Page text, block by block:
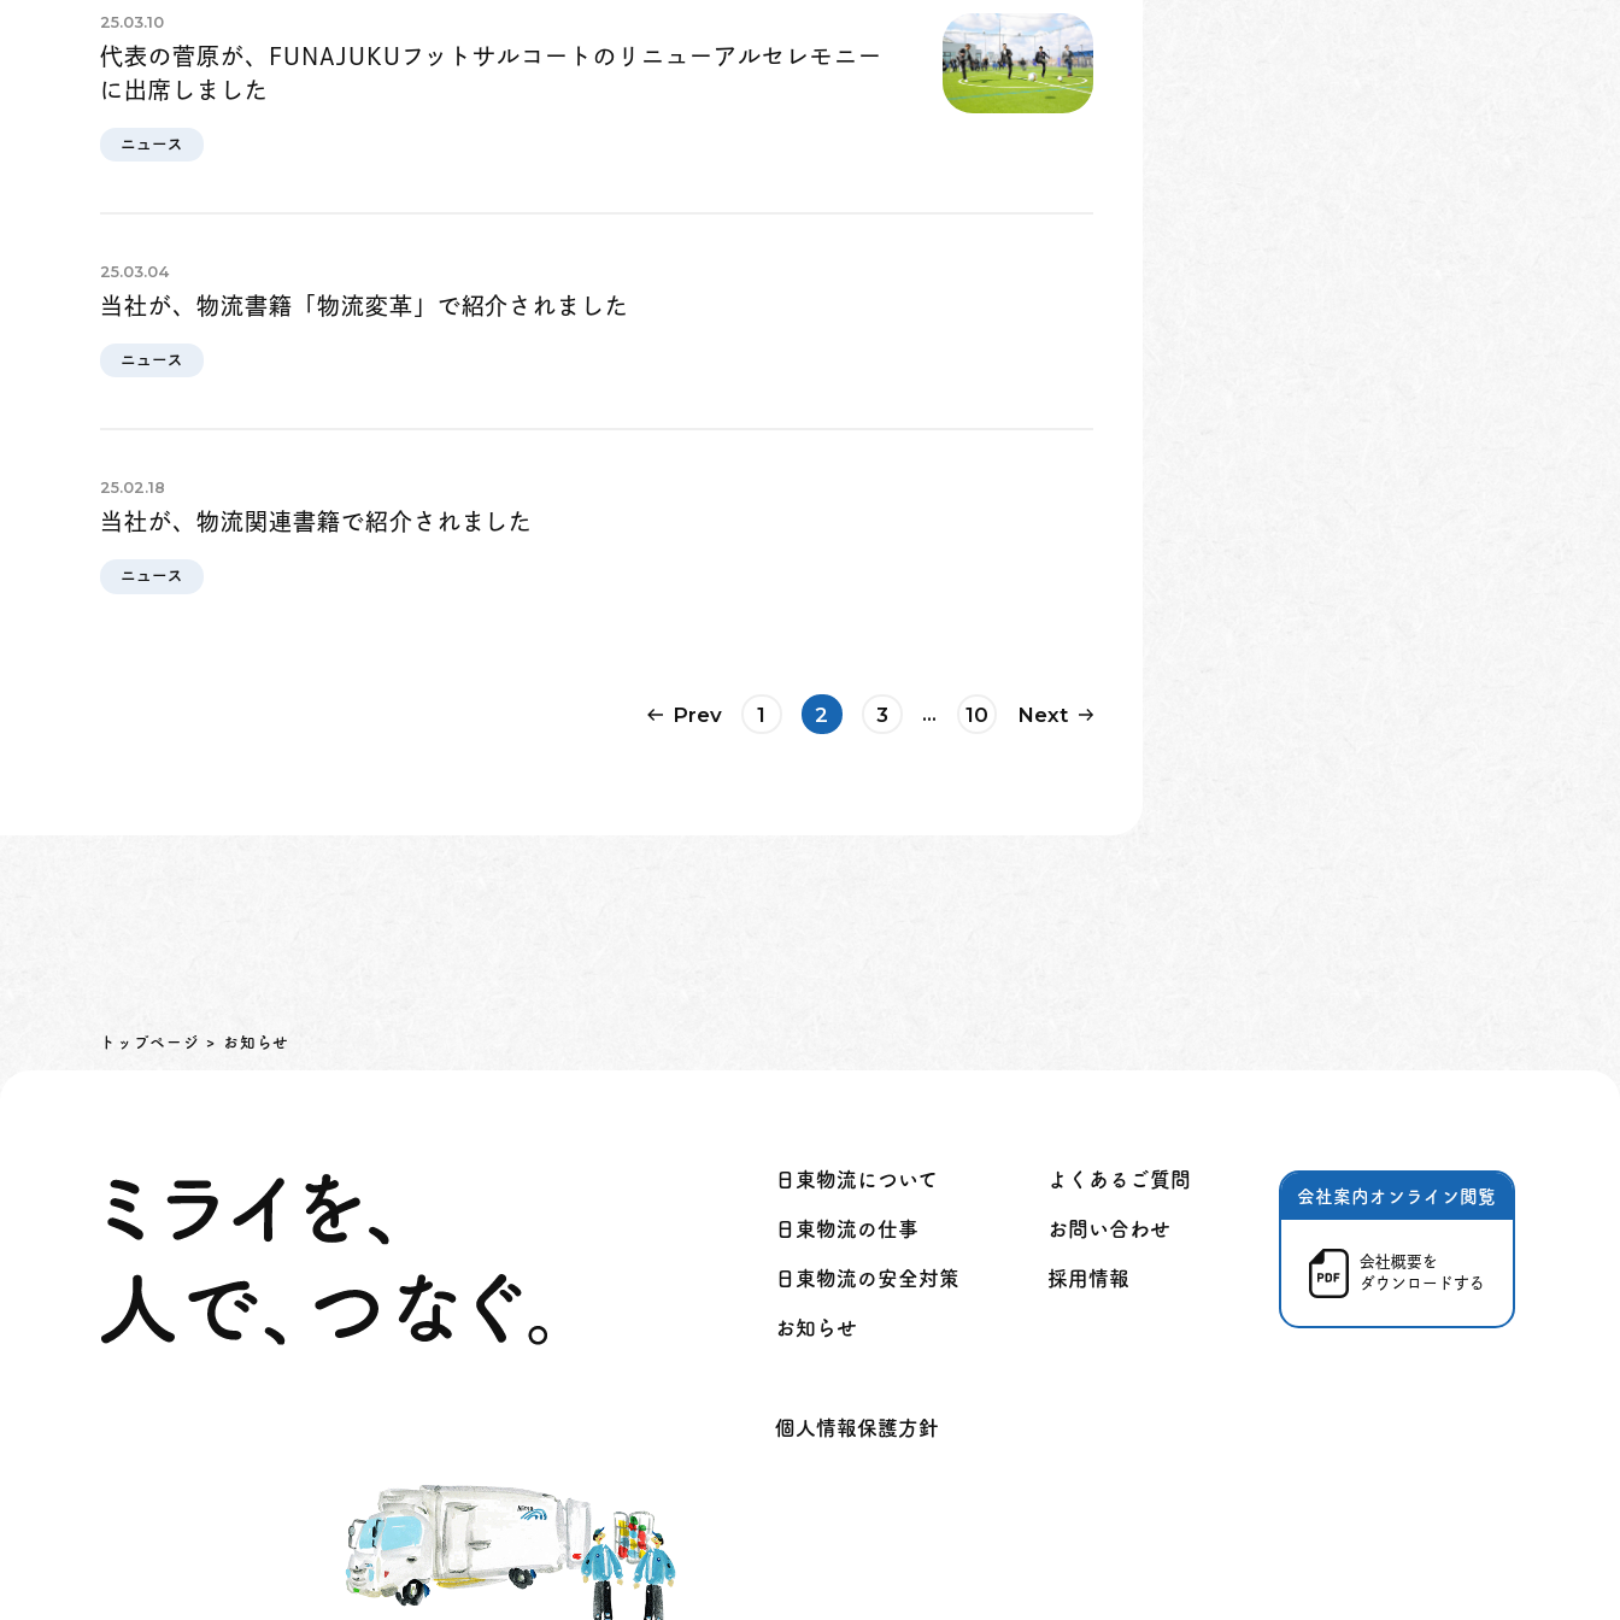
25.03.10
代表の菅原が、FUNAJUKUフットサルコートのリニューアルセレモニー
に出席しました
ニュース
25.03.04
当社が、物流書籍「物流変革」で紹介されました
ニュース
25.02.18
当社が、物流関連書籍で紹介されました
ニュース
Prev 1 2 3 … 10 Next
トップページ お知らせ
日東物流について
日東物流の仕事
日東物流の安全対策
お知らせ
個人情報保護方針
よくあるご質問
お問い合わせ
採用情報
会社案内オンライン閲覧
会社概要を
ダウンロードする